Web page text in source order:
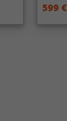
599 €